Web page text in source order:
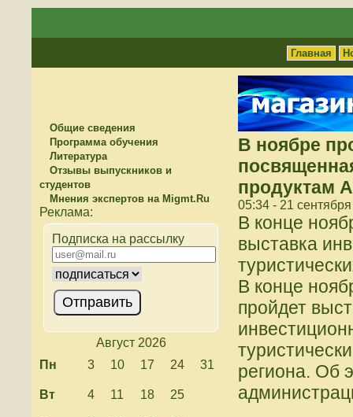
Главная
Общие сведения
Программа обучения
Литература
Отзывы выпускников и
студентов
Мнения экспертов на Migmt.Ru
Подписка на рассылку
Август 2026
Пн
3 10 17 24 31
Вт 4 11 18 25
В ноябре
продуктам
05:34 - 21
В конце
выставка
В конце
пройдет
региона. Об